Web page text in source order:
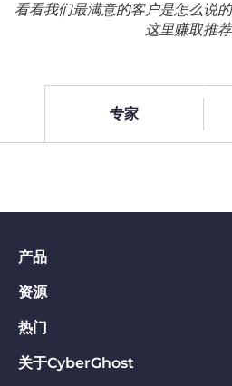
看看我们最满意的客户是怎么说
这里赚取推荐
专家
产品
PC VPN应用
Chrome VPN应用
Mac VPN应用
资源
VPN是什么
Privacy Hub
热门
CyberGhost VPN评价
关于CyberGhost